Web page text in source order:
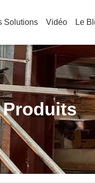
Solutions Vidéo Le